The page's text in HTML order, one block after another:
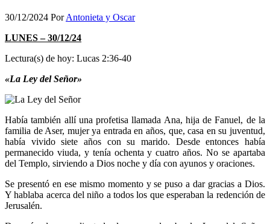
30/12/2024 PorAntonieta y Oscar
LUNES – 30/12/24
Lectura(s) de hoy: Lucas 2:36-40
«La Ley del Señor»
Había también allí una profetisa llamada Ana, hija de Fanuel, de la
familia de Aser, mujer ya entrada en años, que, casa en su juventud,
había vivido siete años con su marido. Desde entonces había
permanecido viuda, y tenía ochenta y cuatro años. No se apartaba
del Templo, sirviendo a Dios noche y día con ayunos y oraciones.
Se presentó en ese mismo momento y se puso a dar gracias a Dios.
Y hablaba acerca del niño a todos los que esperaban la redención de
Jerusalén.